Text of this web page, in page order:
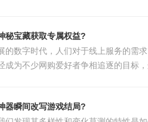
秘宝藏获取专属权益?
的数字时代，人们对于线上服务的需
成为不少网购爱好者争相追逐的目标
器瞬间改写游戏结局?